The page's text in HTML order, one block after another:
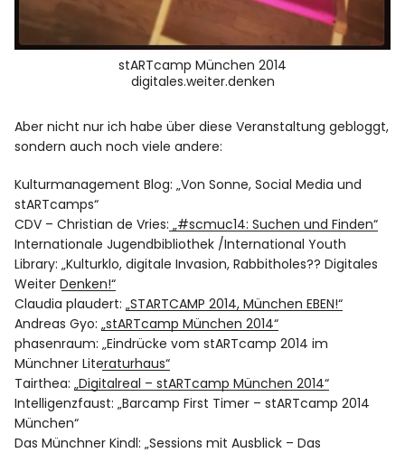
stARTcamp München 2014
digitales.weiter.denken
Aber nicht nur ich habe über diese Veranstaltung gebloggt,
sondern auch noch viele andere:
Kulturmanagement Blog:„Von Sonne, Social Media und
stARTcamps“
CDV – Christian de Vries: „#scmuc14: Suchen und Finden“
Internationale Jugendbibliothek /International Youth
Library:„Kulturklo, digitale Invasion, Rabbitholes?? Digitales
Weiter Denken!“
Claudia plaudert:„STARTCAMP 2014, München EBEN!“
Andreas Gyo:„stARTcamp München 2014“
phasenraum:„Eindrücke vom stARTcamp 2014 im
Münchner Literaturhaus“
Tairthea:„Digitalreal – stARTcamp München 2014“
Intelligenzfaust:„Barcamp First Timer – stARTcamp 2014
München“
Das Münchner Kindl:„Sessions mit Ausblick – Das